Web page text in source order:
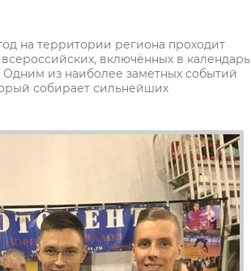
на территории региона проходит
включённых в календарь
из наиболее заметных событий
собирает сильнейших